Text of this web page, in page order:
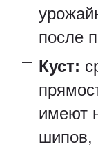
после
Куст:
имеют
шипов,